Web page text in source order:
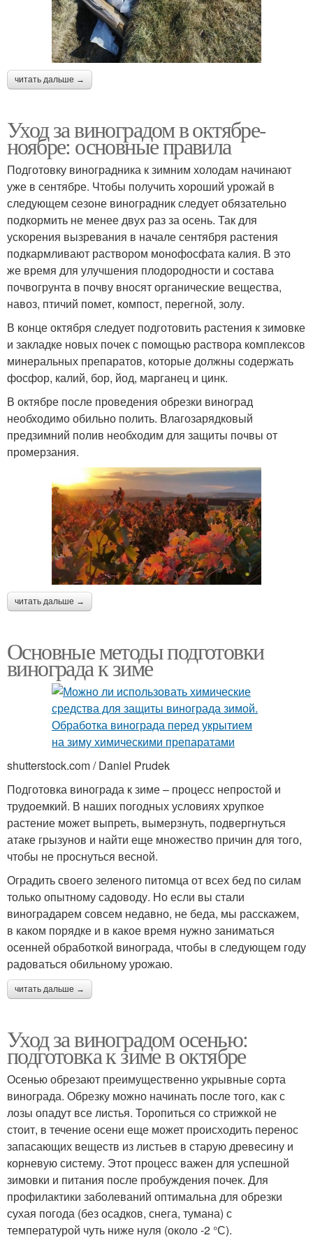
читать дальше →
Уход за виноградом в октябре-
ноябре: основные правила
Подготовку виноградника к зимним холодам начинают
уже в сентябре. Чтобы получить хороший урожай в
следующем сезоне виноградник следует обязательно
подкормить не менее двух раз за осень. Так для
ускорения вызревания в начале сентября растения
подкармливают раствором монофосфата калия. В это
же время для улучшения плодородности и состава
почвогрунта в почву вносят органические вещества,
навоз, птичий помет, компост, перегной, золу.
В конце октября следует подготовить растения к зимовке
и закладке новых почек с помощью раствора комплексов
минеральных препаратов, которые должны содержать
фосфор, калий, бор, йод, марганец и цинк.
В октябре после проведения обрезки виноград
необходимо обильно полить. Влагозарядковый
предзимний полив необходим для защиты почвы от
промерзания.
читать дальше →
Основные методы подготовки
винограда к зиме
shutterstock.com / Daniel Prudek
Подготовка винограда к зиме – процесс непростой и
трудоемкий. В наших погодных условиях хрупкое
растение может выпреть, вымерзнуть, подвергнуться
атаке грызунов и найти еще множество причин для того,
чтобы не проснуться весной.
Оградить своего зеленого питомца от всех бед по силам
только опытному садоводу. Но если вы стали
виноградарем совсем недавно, не беда, мы расскажем,
в каком порядке и в какое время нужно заниматься
осенней обработкой винограда, чтобы в следующем году
радоваться обильному урожаю.
читать дальше →
Уход за виноградом осенью:
подготовка к зиме в октябре
Осенью обрезают преимущественно укрывные сорта
винограда. Обрезку можно начинать после того, как с
лозы опадут все листья. Торопиться со стрижкой не
стоит, в течение осени еще может происходить перенос
запасающих веществ из листьев в старую древесину и
корневую систему. Этот процесс важен для успешной
зимовки и питания после пробуждения почек. Для
профилактики заболеваний оптимальна для обрезки
сухая погода (без осадков, снега, тумана) с
температурой чуть ниже нуля (около -2 °С).